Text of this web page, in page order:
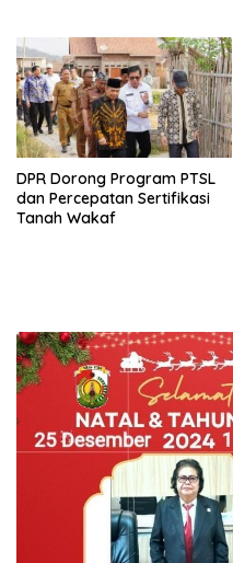
Derasnya Provokasi Pecah
Belah Bangsa
DPR Dorong Program PTSL
dan Percepatan Sertifikasi
Tanah Wakaf